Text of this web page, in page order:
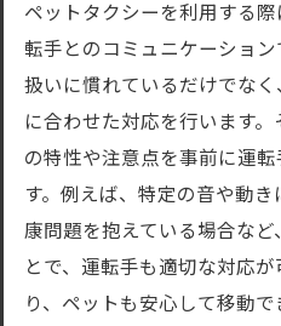
ペットタクシーを利用する
転手とのコミュニケーショ
扱いに慣れているだけでな
に合わせた対応を行います
の特性や注意点を事前に運
す。例えば、特定の音や動
康問題を抱えている場合な
とで、運転手も適切な対応
り、ペットも安心して移動